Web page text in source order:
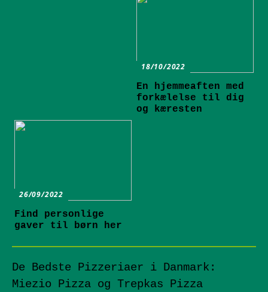
18/10/2022
En hjemmeaften med
forkælelse til dig
og kæresten
26/09/2022
Find personlige
gaver til børn her
De Bedste Pizzeriaer i Danmark:
Miezio Pizza og Trepkas Pizza